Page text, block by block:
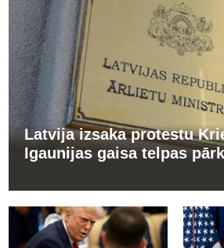
Latvija izsaka protestu
Igaunijas gaisa telpas